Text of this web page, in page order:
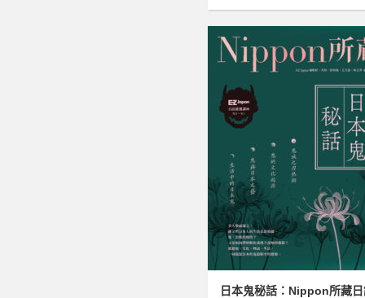
日本鬼秘話：Nippon所藏日